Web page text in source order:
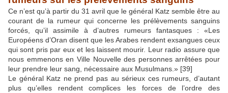
Ce n’est qu’à partir du 31 avril que le général Katz semble être au
courant de la rumeur qui concerne les prélèvements sanguins
forcés, qu’il assimile à d’autres rumeurs fantasques : «Les
Européens d’Oran disent que les Arabes rendent exsangues ceux
qui sont pris par eux et les laissent mourir. Leur radio assure que
nous emmenons en Ville Nouvelle des personnes arrêtées pour
leur prendre leur sang, nécessaire aux Musulmans.» [39]
Le général Katz ne prend pas au sérieux ces rumeurs, d’autant
plus qu’elles rendent complices les forces de l’ordre des